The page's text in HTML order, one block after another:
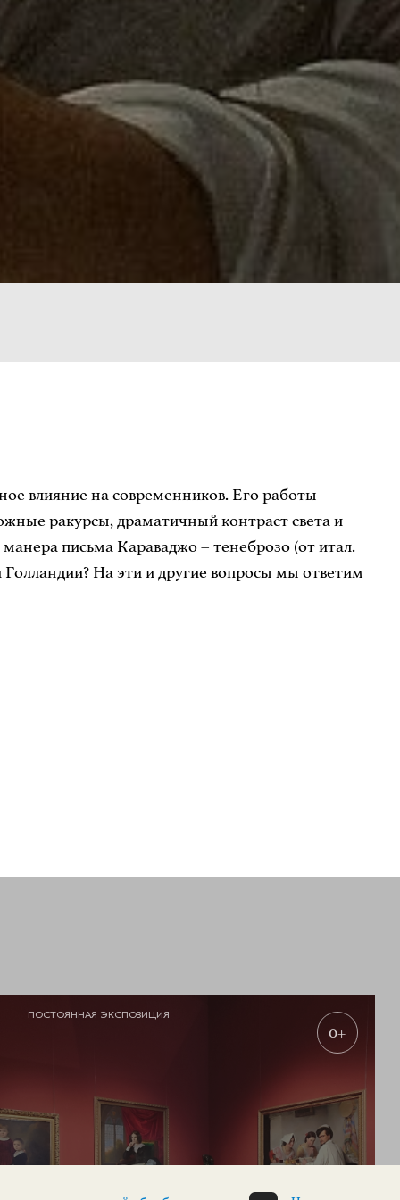
влияние на современников. Его работы
ракурсы, драматичный контраст света и
письма Караваджо – тенеброзо (от итал.
На эти и другие вопросы мы ответим
ПОСТОЯННАЯ ЭКСПОЗИЦИЯ
0+